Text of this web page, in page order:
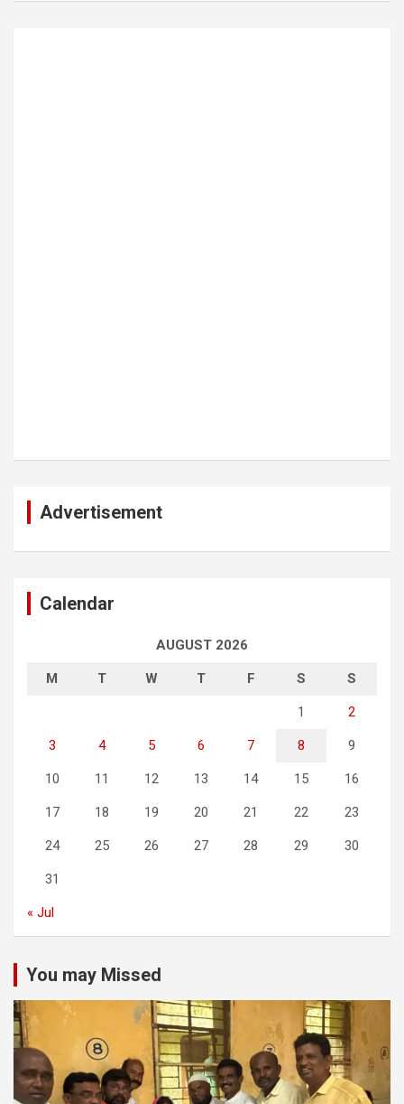
Advertisement
Calendar
AUGUST 2026
M T W T F S S
1 2
3 4 5 6 7 8 9
10 11 12 13 14 15 16
17 18 19 20 21 22 23
24 25 26 27 28 29 30
31
« Jul
You may Missed